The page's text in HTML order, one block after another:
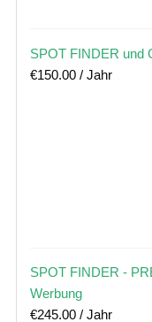
SPOT FINDER und
€150.00 / Jahr
SPOT FINDER -
Werbung
€245.00 / Jahr